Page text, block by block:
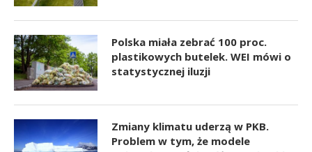
Polska miała zebrać 100 proc.
plastikowych butelek. WEI mówi o
statystycznej iluzji
Zmiany klimatu uderzą w PKB.
Problem w tym, że modele